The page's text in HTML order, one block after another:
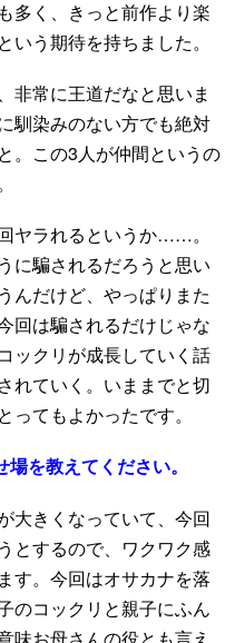
多く、きっと前作より楽
いう期待を持ちました。
非常に王道だなと思いま
馴染みのない方でも絶対
。この3人が仲間というの
ヤラれるというか……。
に騙されるだろうと思い
んだけど、やっぱりまた
回は騙されるだけじゃな
ックリが成長していく話
れていく。いままでと切
ってもよかったです。
を教えてください。
大きくなっていて、今回
とするので、ワクワク感
す。今回はオサカナを落
のコックリと親子にふん
味お母さんの役とも言え